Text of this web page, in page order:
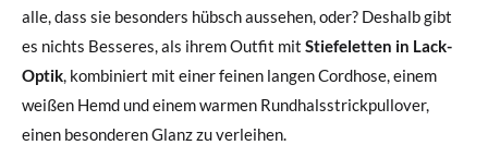
alle, dass sie besonders hübsch aussehen, oder? Deshalb gibt
es nichts Besseres, als ihrem Outfit mit Stiefeletten in Lack-
Optik , kombiniert mit einer feinen langen Cordhose, einem
weißen Hemd und einem warmen Rundhalsstrickpullover,
einen besonderen Glanz zu verleihen.